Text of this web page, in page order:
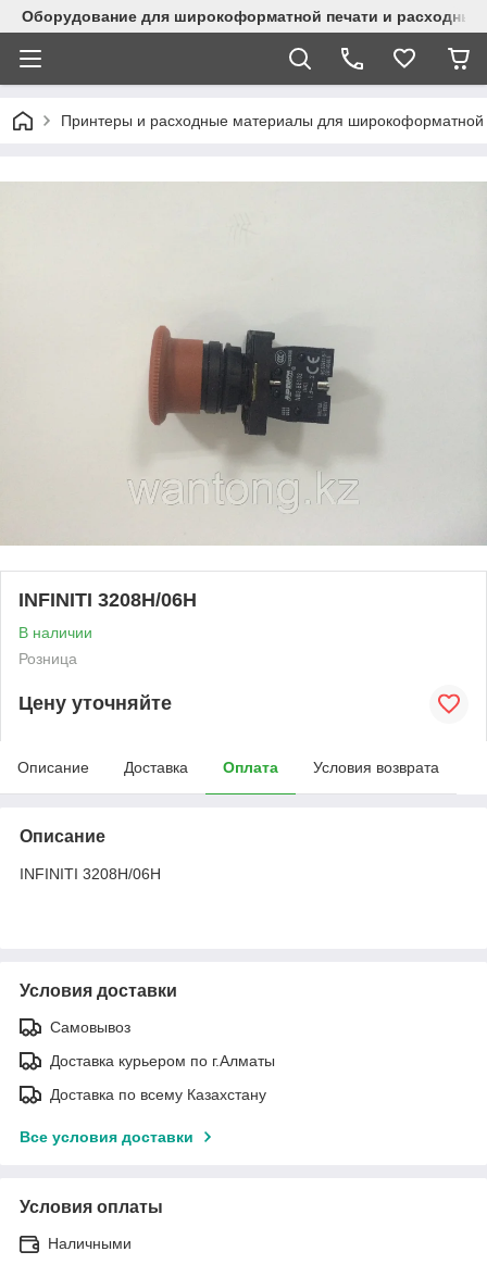
Оборудование для широкоформатной печати и
Принтеры и расходные материалы для широкоформатной
INFINITI 3208H/06H
В наличии
Розница
Цену уточняйте
Описание Доставка Оплата Условия возврата
Описание
INFINITI 3208H/06H
Условия доставки
Самовывоз
Доставка курьером по г.Алматы
Доставка по всему Казахстану
Все условия доставки
Условия оплаты
Наличными